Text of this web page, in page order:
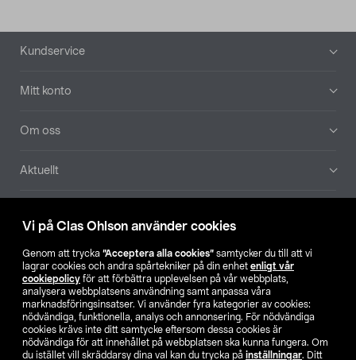
Vi på Clas Ohlson använder cookies
Genom att trycka ”Acceptera alla cookies” samtycker du till att vi
lagrar cookies och andra spårtekniker på din enhet enligt vår
cookiepolicy för att förbättra upplevelsen på vår webbplats,
analysera webbplatsens användning samt anpassa våra
marknadsföringsinsatser. Vi använder fyra kategorier av cookies:
nödvändiga, funktionella, analys och annonsering. För nödvändiga
cookies krävs inte ditt samtycke eftersom dessa cookies är
nödvändiga för att innehållet på webbplatsen ska kunna fungera. Om
du istället vill skräddarsy dina val kan du trycka på inställningar. Ditt
Sidfot
Kundservice
Mitt konto
Om oss
Aktuellt
Hitta butik
SE NO FI